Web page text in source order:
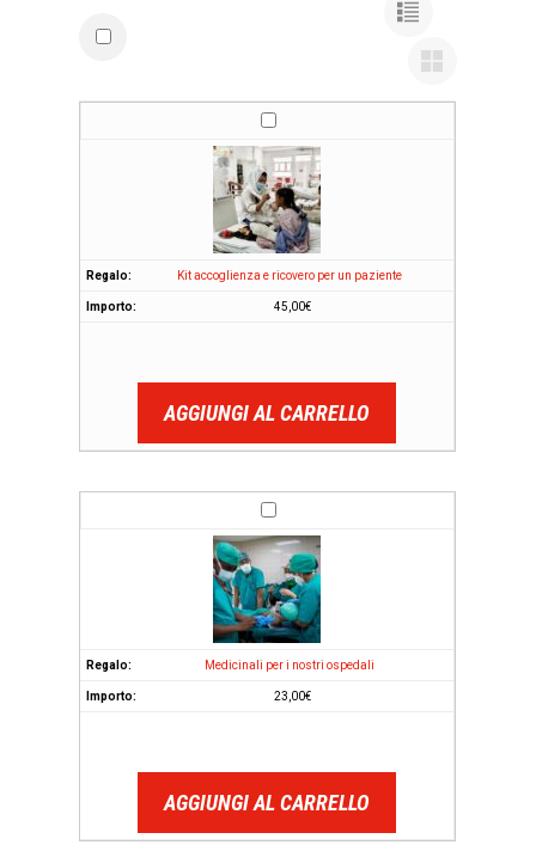
Kit accoglienza e ricovero per un paziente
45,00€
AGGIUNGI AL CARRELLO
Medicinali per i nostri ospedali
23,00€
AGGIUNGI AL CARRELLO